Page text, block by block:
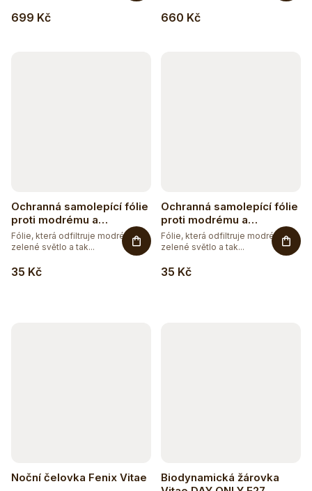
699 Kč 660 Kč
Ochranná samolepící fólie
proti modrému a
zelenému světlu -
oranžová
35 Kč
Fólie, která odfiltruje modré, resp.
zelené světlo a tak...
Ochranná samolepící fólie
proti modrému a
zelenému světlu - červená
35 Kč
Fólie, která odfiltruje modré, resp.
zelené světlo a tak...
Těžko po jídle?
Noční čelovka Fenix Vitae
Biodynamická žárovka